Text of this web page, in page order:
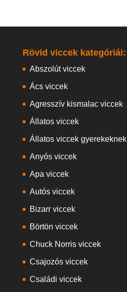
Rövid viccek kategóriái:
Abszolút viccek
Ács viccek
Agresszív kismalac viccek
Állatos viccek
Állatos viccek gyerekeknek
Anyós viccek
Apa viccek
Autós viccek
Bizarr viccek
Börtön viccek
Chuck Norris viccek
Csajozós viccek
Családi viccek